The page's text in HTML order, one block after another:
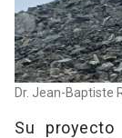
Dr. Jean-Baptiste
Su proyecto